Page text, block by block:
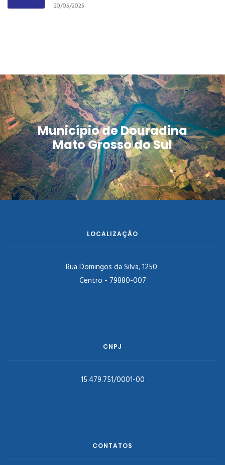
20/05/2025
Município de Douradina
Mato Grosso do Sul
LOCALIZAÇÃO
Rua Domingos da Silva, 1250
Centro - 79880-007
CNPJ
15.479.751/0001-00
CONTATOS